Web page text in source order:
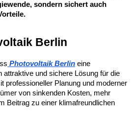
sondern sichert auch
Berlin
Photovoltaik Berlin eine
attraktive und sichere Lösung für die
professioneller Planung und moderner
von sinkenden Kosten, mehr
Beitrag zu einer klimafreundlichen